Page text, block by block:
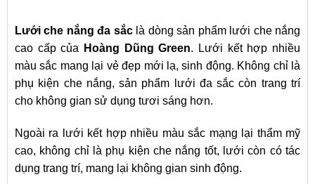
Lưới che nắng đa sắclà dòng sản phẩm lưới che nắng
cao cấp của
Hoàng Dũng Green. Lưới kết hợp nhiều
màu sắc mang lại vẻ đẹp mới lạ, sinh động. Không chỉ là
phụ kiện che nắng, sản phẩm lưới đa sắc còn trang trí
cho không gian sử dụng tươi sáng hơn.
Ngoài ra lưới kết hợp nhiều màu sắc mạng lại thẩm mỹ
cao, không chỉ là phụ kiện che nắng tốt, lưới còn có tác
dụng trang trí, mang lại không gian sinh động.